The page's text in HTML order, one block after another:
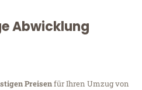
Abwicklung
Preisenfür Ihren Umzug von